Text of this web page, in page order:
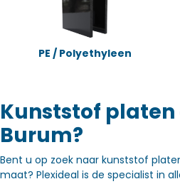
PE / Polyethyleen
Kunststof
Burum?
Bent u op zoek naar kunststof
maat? Plexideal is de specialist in